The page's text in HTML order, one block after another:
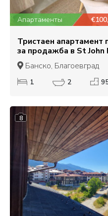
Апартаменты
Тристаен апартамент
за продажба в St John
Банско, Благоевград
1 2
8